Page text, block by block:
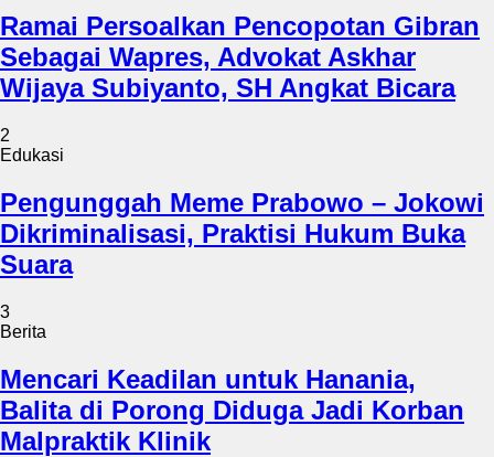
Ramai Persoalkan Pencopotan Gibran
Sebagai Wapres, Advokat Askhar
Wijaya Subiyanto, SH Angkat Bicara
2
Edukasi
Pengunggah Meme Prabowo – Jokowi
Dikriminalisasi, Praktisi Hukum Buka
Suara
3
Berita
Mencari Keadilan untuk Hanania,
Balita di Porong Diduga Jadi Korban
Malpraktik Klinik